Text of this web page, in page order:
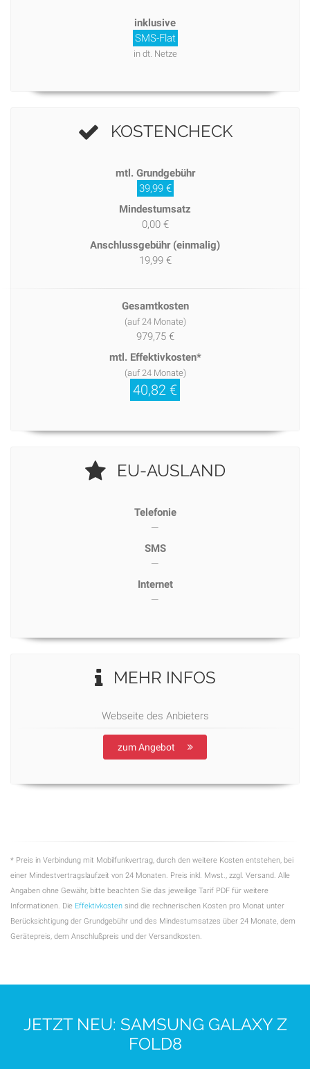
inklusive
SMS-Flat
in dt. Netze
KOSTENCHECK
mtl. Grundgebühr
39,99 €
Mindestumsatz
0,00 €
Anschlussgebühr (einmalig)
19,99 €
Gesamtkosten
(auf 24 Monate)
979,75 €
mtl. Effektivkosten*
(auf 24 Monate)
40,82 €
EU-AUSLAND
Telefonie
—
SMS
—
Internet
—
MEHR INFOS
Webseite des Anbieters
zum Angebot
* Preis in Verbindung mit Mobilfunkvertrag, durch den weitere Kosten entstehen, bei
einer Mindestvertragslaufzeit von 24 Monaten. Preis inkl. Mwst., zzgl. Versand. Alle
Angaben ohne Gewähr, bitte beachten Sie das jeweilige Tarif PDF für weitere
Informationen. Die Effektivkosten sind die rechnerischen Kosten pro Monat unter
Berücksichtigung der Grundgebühr und des Mindestumsatzes über 24 Monate, dem
Gerätepreis, dem Anschlußpreis und der Versandkosten.
JETZT NEU: SAMSUNG GALAXY Z
FOLD8